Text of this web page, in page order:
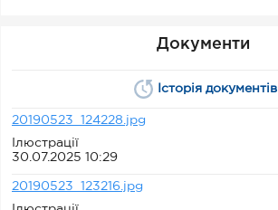
Документи
Історія документів
20190523_124228.jpg
Ілюстрації
30.07.2025 10:29
20190523_123216.jpg